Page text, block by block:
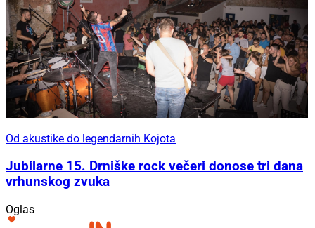
Od akustike do legendarnih Kojota
Jubilarne 15. Drniške rock večeri donose tri dana
vrhunskog zvuka
Oglas